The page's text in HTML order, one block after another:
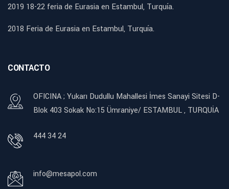
2019 18-22 feria de Eurasia en Estambul, Turquía.
2018 Feria de Eurasia en Estambul, Turquía.
CONTACTO
OFICINA ; Yukarı Dudullu Mahallesi İmes Sanayi Sitesi D-
Blok 403 Sokak No:15 Ümraniye/ ESTAMBUL , TURQUİA
444 34 24
info@mesapol.com